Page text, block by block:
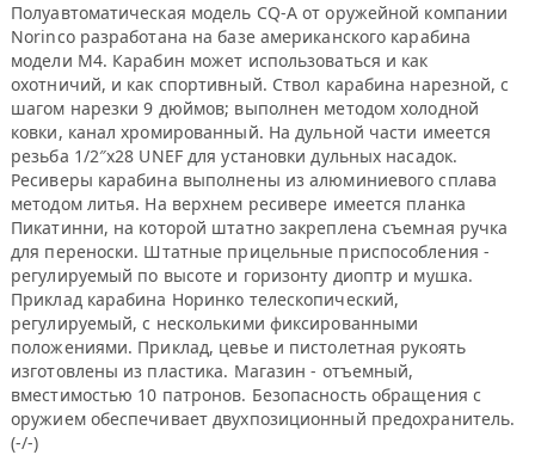
Полуавтоматическая модель CQ-A от оружейной компании
Norinco разработана на базе американского карабина
модели М4. Карабин может использоваться и как
охотничий, и как спортивный. Ствол карабина нарезной, с
шагом нарезки 9 дюймов; выполнен методом холодной
ковки, канал хромированный. На дульной части имеется
резьба 1/2″х28 UNEF для установки дульных насадок.
Ресиверы карабина выполнены из алюминиевого сплава
методом литья. На верхнем ресивере имеется планка
Пикатинни, на которой штатно закреплена съемная ручка
для переноски. Штатные прицельные приспособления -
регулируемый по высоте и горизонту диоптр и мушка.
Приклад карабина Норинко телескопический,
регулируемый, с несколькими фиксированными
положениями. Приклад, цевье и пистолетная рукоять
изготовлены из пластика. Магазин - отъемный,
вместимостью 10 патронов. Безопасность обращения с
оружием обеспечивает двухпозиционный предохранитель.
(-/-)